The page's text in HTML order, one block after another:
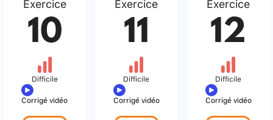
10
Difficile
Corrigé vidéo
11
Difficile
Corrigé vidéo
12
Difficile
Corrigé vidéo